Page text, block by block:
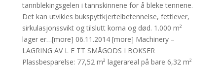
tannblekingsgelen i tannskinnene for å bleke tennene.
Det kan utvikles bukspyttkjertelbetennelse, fettlever,
sirkulasjonssvikt og tilslutt koma og død. 1.000 m²
lager er…[more] 06.11.2014 [more] Machinery –
LAGRING AV L E TT SMÅGODS I BOKSER
Plassbesparelse: 77,52 m² lagerareal på bare 6,32 m²